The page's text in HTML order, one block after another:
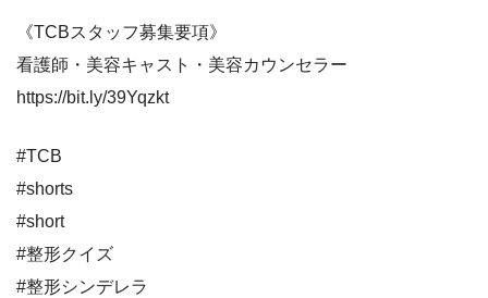
《TCBスタッフ募集要項》
看護師・美容キャスト・美容カウンセラー
https://bit.ly/39Yqzkt
#TCB
#shorts
#short
#整形クイズ
#整形シンデレラ